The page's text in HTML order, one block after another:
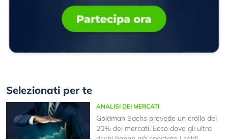
Selezionati per te
ANALISI DEI MERCATI
Goldman Sachs prevede un crollo del
20% dei mercati. Ecco dove gli ultra